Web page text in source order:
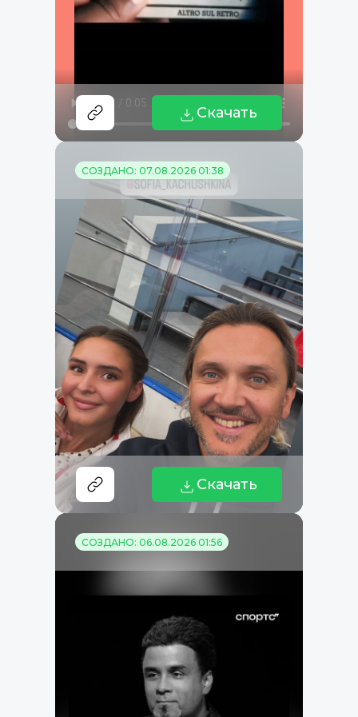
Скачать
СОЗДАНО: 07.08.2026 01:38
Скачать
СОЗДАНО: 06.08.2026 01:56